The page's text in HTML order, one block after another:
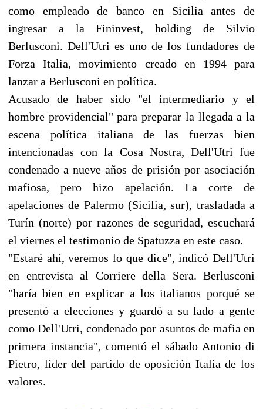
como empleado de banco en Sicilia antes de
ingresar a la Fininvest, holding de Silvio
Berlusconi. Dell'Utri es uno de los fundadores de
Forza Italia, movimiento creado en 1994 para
lanzar a Berlusconi en política.
Acusado de haber sido "el intermediario y el
hombre providencial" para preparar la llegada a la
escena política italiana de las fuerzas bien
intencionadas con la Cosa Nostra, Dell'Utri fue
condenado a nueve años de prisión por asociación
mafiosa, pero hizo apelación. La corte de
apelaciones de Palermo (Sicilia, sur), trasladada a
Turín (norte) por razones de seguridad, escuchará
el viernes el testimonio de Spatuzza en este caso.
"Estaré ahí, veremos lo que dice", indicó Dell'Utri
en entrevista al Corriere della Sera. Berlusconi
"haría bien en explicar a los italianos porqué se
presentó a elecciones y guardó a su lado a gente
como Dell'Utri, condenado por asuntos de mafia en
primera instancia", comentó el sábado Antonio di
Pietro, líder del partido de oposición Italia de los
valores.